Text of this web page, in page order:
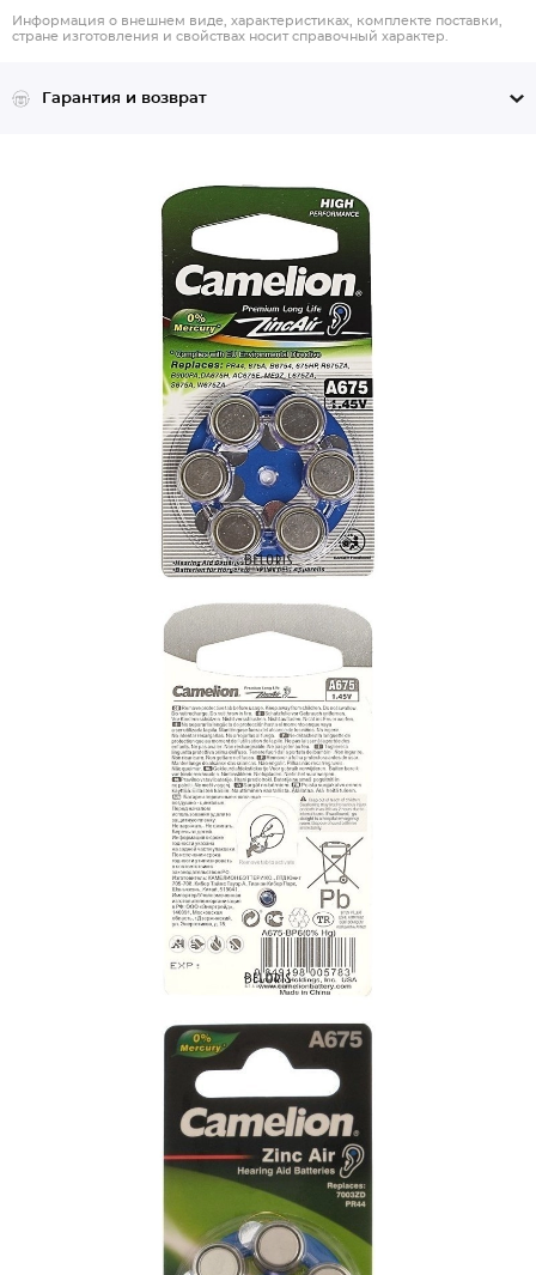
Информация о внешнем виде, характеристиках, комплекте поставки,
стране изготовления и свойствах носит справочный характер.
Гарантия и возврат